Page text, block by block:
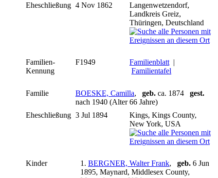
Eheschließung 4 Nov 1862
Langenwetzendorf,
Landkreis Greiz,
Thüringen, Deutschland
Familien-
Kennung
F1949 Familienblatt |
Familientafel
Familie BOESKE, Camilla, geb. ca. 1874 gest.
nach 1940 (Alter 66 Jahre)
Eheschließung 3 Jul 1894
Kings, Kings County,
New York, USA
Kinder 1. BERGNER, Walter Frank, geb. 6 Jun
1895, Maynard, Middlesex County,